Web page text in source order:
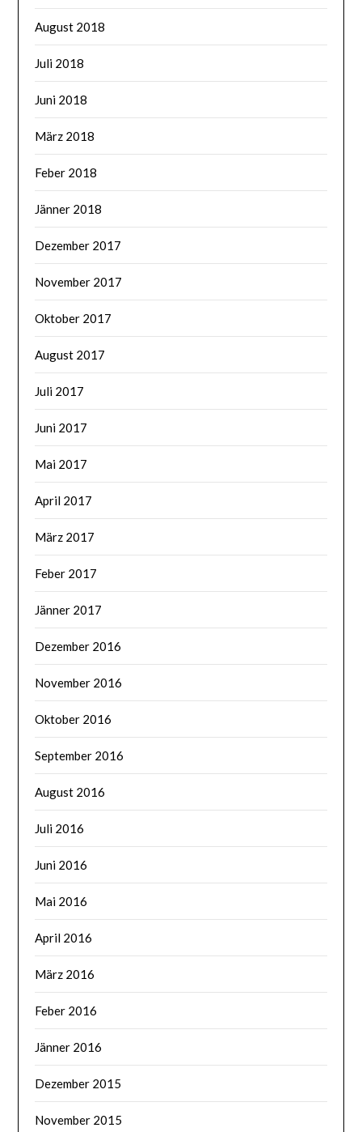
August 2018
Juli 2018
Juni 2018
März 2018
Feber 2018
Jänner 2018
Dezember 2017
November 2017
Oktober 2017
August 2017
Juli 2017
Juni 2017
Mai 2017
April 2017
März 2017
Feber 2017
Jänner 2017
Dezember 2016
November 2016
Oktober 2016
September 2016
August 2016
Juli 2016
Juni 2016
Mai 2016
April 2016
März 2016
Feber 2016
Jänner 2016
Dezember 2015
November 2015